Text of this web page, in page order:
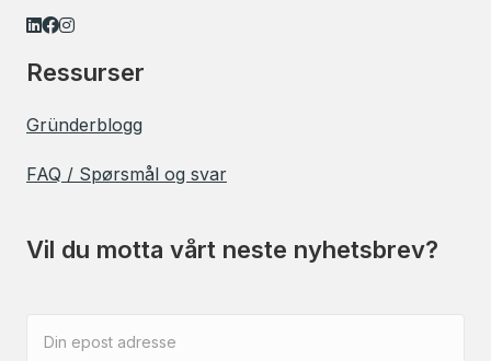
Linkedin - Devold Consulting
Facebook - Devold Consulting
Instagram - Devold Consulting
Ressurser
Gründerblogg
FAQ / Spørsmål og svar
Vil du motta vårt neste nyhetsbrev?